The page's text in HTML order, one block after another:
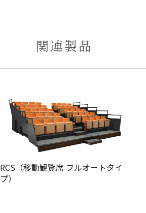
関連製品
RCS（移動観覧席 フルオートタイ
プ）